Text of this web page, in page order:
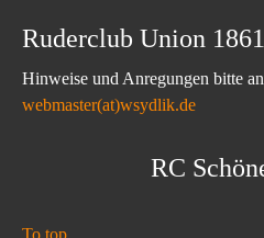
Ruderclub Union
Hinweise und Anregungen bitte
webmaster(at)wsydlik.de
RC
To top